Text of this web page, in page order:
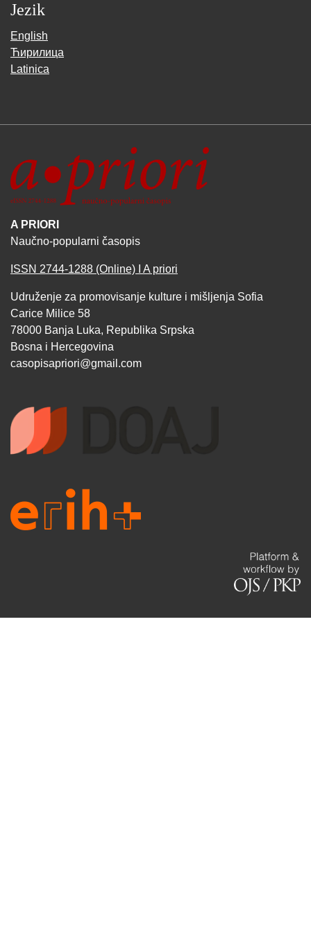
Jezik
English
Ћирилица
Latinica
A PRIORI
Naučno-popularni časopis
ISSN 2744-1288 (Online) I A priori
Udruženje za promovisanje kulture i mišljenja Sofia
Carice Milice 58
78000 Banja Luka, Republika Srpska
Bosna i Hercegovina
casopisapriori@gmail.com